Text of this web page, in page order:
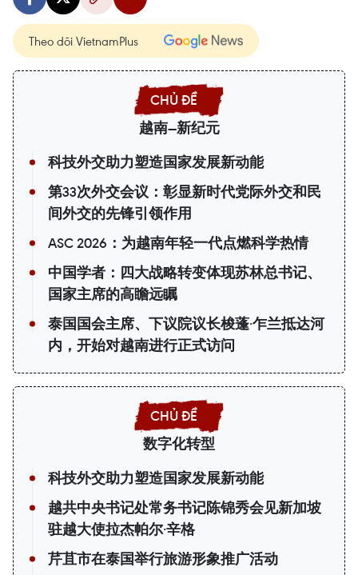
Theo dõi VietnamPlus
越南—新纪元
科技外交助力塑造国家发展新动能
第33次外交会议：彰显新时代党际外交和民
间外交的先锋引领作用
ASC 2026：为越南年轻一代点燃科学热情
中国学者：四大战略转变体现苏林总书记、
国家主席的高瞻远瞩
泰国国会主席、下议院议长梭蓬·乍兰抵达河
内，开始对越南进行正式访问
数字化转型
科技外交助力塑造国家发展新动能
越共中央书记处常务书记陈锦秀会见新加坡
驻越大使拉杰帕尔·辛格
芹苴市在泰国举行旅游形象推广活动